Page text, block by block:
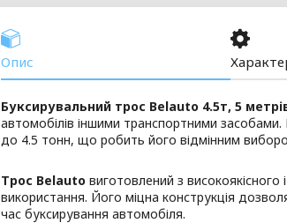
Опис
Буксирувальний трос Belauto 4.5т, 5
автомобілів іншими транспортними
до 4.5 тонн, що робить його відмінним
Трос Belauto виготовлений з високоякісного
використання. Його міцна конструкція
час буксирування автомобіля.